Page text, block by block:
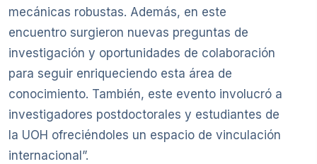
mecánicas robustas. Además, en este
encuentro surgieron nuevas preguntas de
investigación y oportunidades de colaboración
para seguir enriqueciendo esta área de
conocimiento. También, este evento involucró a
investigadores postdoctorales y estudiantes de
la UOH ofreciéndoles un espacio de vinculación
internacional”.